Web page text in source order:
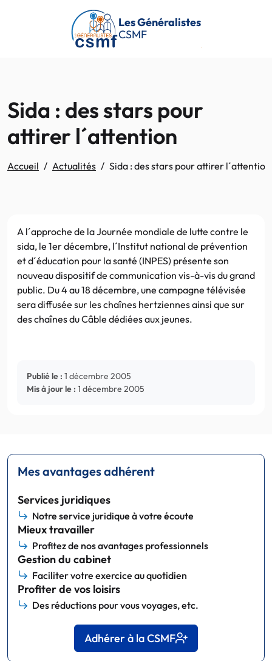
Passer au contenu principal
Les Généralistes
CSMF
Sida : des stars pour
attirer l´attention
Accueil Actualités Sida : des stars pour attirer l´attention
A l´approche de la Journée mondiale de lutte contre le
sida, le 1er décembre, l´Institut national de prévention
et d´éducation pour la santé (INPES) présente son
nouveau dispositif de communication vis-à-vis du grand
public. Du 4 au 18 décembre, une campagne télévisée
sera diffusée sur les chaînes hertziennes ainsi que sur
des chaînes du Câble dédiées aux jeunes.
Publié le : 1 décembre 2005
Mis à jour le : 1 décembre 2005
Mes avantages adhérent
Services juridiques
Notre service juridique à votre écoute
Mieux travailler
Profitez de nos avantages professionnels
Gestion du cabinet
Faciliter votre exercice au quotidien
Profiter de vos loisirs
Des réductions pour vous voyages, etc.
Adhérer à la CSMF